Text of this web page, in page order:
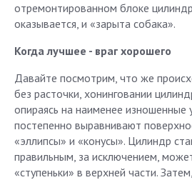
отремонтированном блоке
оказывается, и «зарыта собака».
Когда лучшее - враг хорошего
Давайте посмотрим, что же
без расточки, хонинговании
опираясь на наименее изношенные
постепенно выравнивают
«эллипсы» и «конусы». Цилиндр
правильным, за исключением,
«ступеньки» в верхней части.